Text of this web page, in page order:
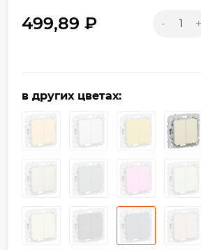
499,89 ₽ - +
в других цветах: